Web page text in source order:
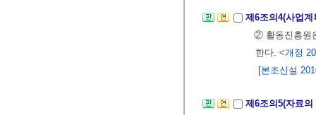
제6조의4(사업
② 활동진흥원
한다. <개정
[본조신설
제6조의5(자료